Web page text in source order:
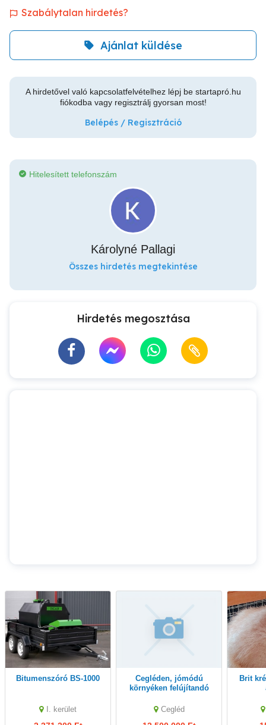
Szabálytalan hirdetés?
Ajánlat küldése
A hirdetővel való kapcsolatfelvételhez lépj be startapró.hu
fiókodba vagy regisztrálj gyorsan most!
Belépés / Regisztráció
Hitelesített telefonszám
Károlyné Pallagi
Összes hirdetés megtekintése
Hirdetés megosztása
Bitumenszóró BS-1000
I. kerület
Cegléden, jómódú
környéken felújítandó
ELADÓ
Cegléd
Brit krém kandúr, akár